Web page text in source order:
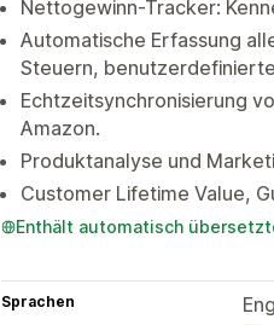
Nettogewinn-Tracker:
Automatische Erfassung
Steuern,
Echtzeitsynchronisierung
Amazon.
Produktanalyse und
Customer Lifetime Value,
Enthält automatisch
Sprachen